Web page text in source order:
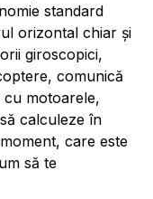
standard
orizontal chiar și
giroscopici,
comunică
cu motoarele,
calculeze în
care este
să te